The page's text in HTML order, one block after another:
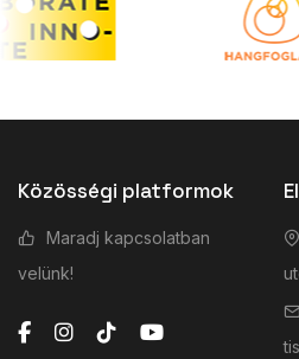
Közösségi platformok
Maradj kapcsolatban
velünk!